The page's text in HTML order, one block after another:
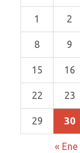
1 2
8 9
15 16
22 23
29 30
« Ene